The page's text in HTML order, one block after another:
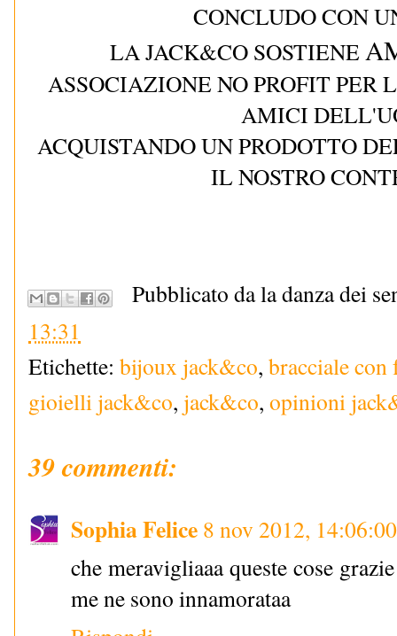
CONCLUDO CON
LA JACK&CO SOSTIENE
ASSOCIAZIONE NO PROFIT
AMICI
ACQUISTANDO UN PRODOTTO
IL NOSTRO
Pubblicato da la danza dei
13:31
Etichette: bijoux jack&co, bracciale con
gioielli jack&co, jack&co, opinioni
39 commenti:
Sophia Felice 8 nov 2012, 14:06:00
che meravigliaaa queste cose
me ne sono innamorataa